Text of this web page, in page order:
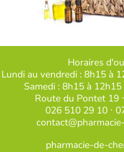
Horaires
Lundi au vendredi : 8h15 à
Samedi : 8h15 à
Route du Pontet 19
026 510 29 10 ⋅
pharmacie-de-